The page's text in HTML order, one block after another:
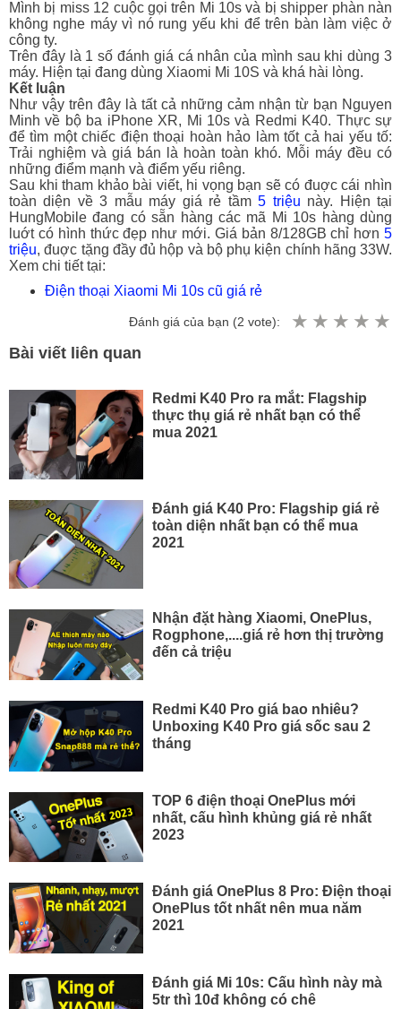
Mình bị miss 12 cuộc gọi trên Mi 10s và bị shipper phàn nàn
không nghe máy vì nó rung yếu khi để trên bàn làm việc ở
công ty.
Trên đây là 1 số đánh giá cá nhân của mình sau khi dùng 3
máy. Hiện tại đang dùng Xiaomi Mi 10S và khá hài lòng.
Kết luận
Như vậy trên đây là tất cả những cảm nhận từ bạn Nguyen
Minh về bộ ba iPhone XR, Mi 10s và Redmi K40. Thực sự
để tìm một chiếc điện thoại hoàn hảo làm tốt cả hai yếu tố:
Trải nghiệm và giá bán là hoàn toàn khó. Mỗi máy đều có
những điểm mạnh và điểm yếu riêng.
Sau khi tham khảo bài viết, hi vọng bạn sẽ có đuợc cái nhìn
toàn diện về 3 mẫu máy giá rẻ tầm5 triệu này. Hiện tại
HungMobile đang có sẵn hàng các mã Mi 10s hàng dùng
luớt có hình thức đẹp như mới. Giá bản 8/128GB chỉ hơn 5
triệu, đuợc tặng đầy đủ hộp và bộ phụ kiện chính hãng 33W.
Xem chi tiết tại:
Điện thoại Xiaomi Mi 10s cũ giá rẻ
Đánh giá của bạn (2 vote):
Bài viết liên quan
Redmi K40 Pro ra mắt: Flagship
thực thụ giá rẻ nhất bạn có thể
mua 2021
Đánh giá K40 Pro: Flagship giá rẻ
toàn diện nhất bạn có thể mua
2021
Nhận đặt hàng Xiaomi, OnePlus,
Rogphone,....giá rẻ hơn thị trường
đến cả triệu
Redmi K40 Pro giá bao nhiêu?
Unboxing K40 Pro giá sốc sau 2
tháng
TOP 6 điện thoại OnePlus mới
nhất, cấu hình khủng giá rẻ nhất
2023
Đánh giá OnePlus 8 Pro: Điện thoại
OnePlus tốt nhất nên mua năm
2021
Đánh giá Mi 10s: Cấu hình này mà
5tr thì 10đ không có chê